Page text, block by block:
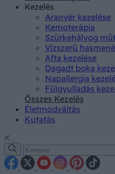
Kezelés
Aranyér kezelése
Kemoterápia
Szürkehályog
Vízszerű
Afta kezelése
Dagadt boka
Napallergia
Fülgyulladás
Összes Kezelés
Életmódváltás
Kutatás